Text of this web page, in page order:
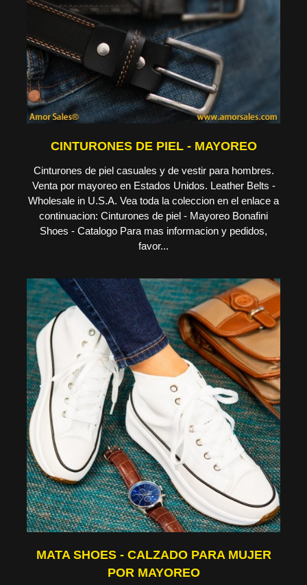
CINTURONES DE PIEL - MAYOREO
Cinturones de piel casuales y de vestir para hombres.
Venta por mayoreo en Estados Unidos. Leather Belts -
Wholesale in U.S.A. Vea toda la coleccion en el enlace a
continuacion: Cinturones de piel - Mayoreo Bonafini
Shoes - Catalogo Para mas informacion y pedidos,
favor...
MATA SHOES - CALZADO PARA MUJER
POR MAYOREO